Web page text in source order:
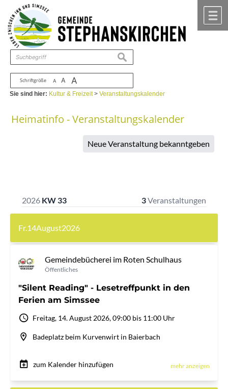
Zum Inhalt ,zur Navigation
Schriftgröße A A A
suchen
Sie sind hier: Kultur & Freizeit>Veranstaltungskalender
Heimatinfo - Veranstaltungskalender